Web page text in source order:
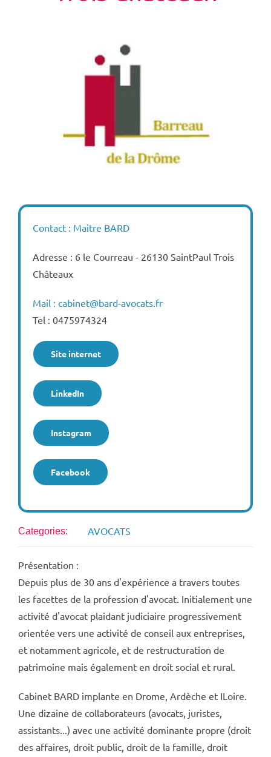
Contact : Maitre BARD
Adresse : 6 le Courreau - 26130 SaintPaul Trois
Châteaux
Mail : cabinet@bard-avocats.fr
Tel : 0475974324
Site internet
LinkedIn
Instagram
Facebook
Categories: AVOCATS
Présentation :
Depuis plus de 30 ans d'expérience a travers toutes
les facettes de la profession d'avocat. Initialement une
activité d'avocat plaidant judiciaire progressivement
orientée vers une activité de conseil aux entreprises,
et notamment agricole, et de restructuration de
patrimoine mais également en droit social et rural.
Cabinet BARD implante en Drome, Ardèche et ILoire.
Une dizaine de collaborateurs (avocats, juristes,
assistants...) avec une activité dominante propre (droit
des affaires, droit public, droit de la famille, droit